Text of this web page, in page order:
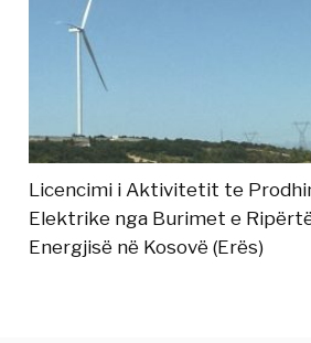
Licencimi i Aktivitetit te
Elektrike nga Burimet e
Energjisë në Kosovë (Erës)